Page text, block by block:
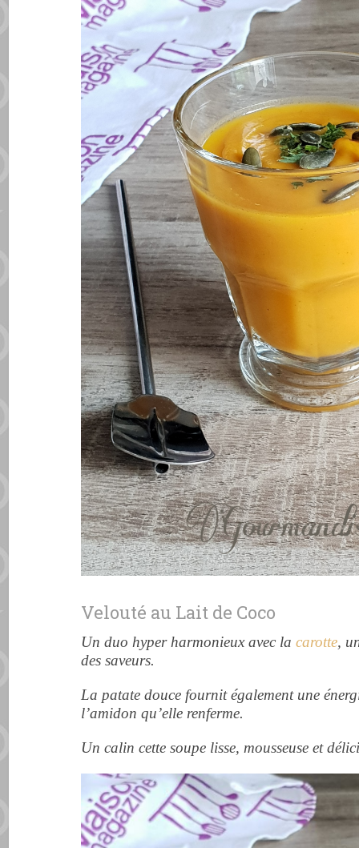
Velouté au Lait de Coco
Un duo hyper harmonieux avec lacarotte,
des saveurs.
La patate douce fournit également une
l’amidon qu’elle renferme.
Un calin cette soupe lisse, mousseuse et